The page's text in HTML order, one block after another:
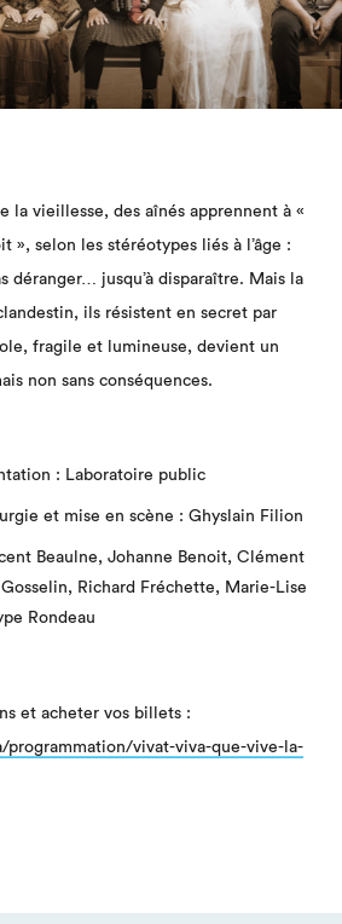
la vieillesse, des aînés apprennent à «
», selon les stéréotypes liés à l’âge :
déranger… jusqu’à disparaître. Mais la
ils résistent en secret par
fragile et lumineuse, devient un
non sans conséquences.
: Laboratoire public
et mise en scène : Ghyslain Filion
Beaulne, Johanne Benoit, Clément
Richard Fréchette, Marie-Lise
Rondeau
et acheter vos billets :
programmation/vivat-viva-que-vive-la-